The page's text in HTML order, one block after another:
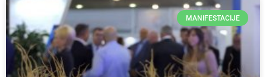
MANIFESTACIJE